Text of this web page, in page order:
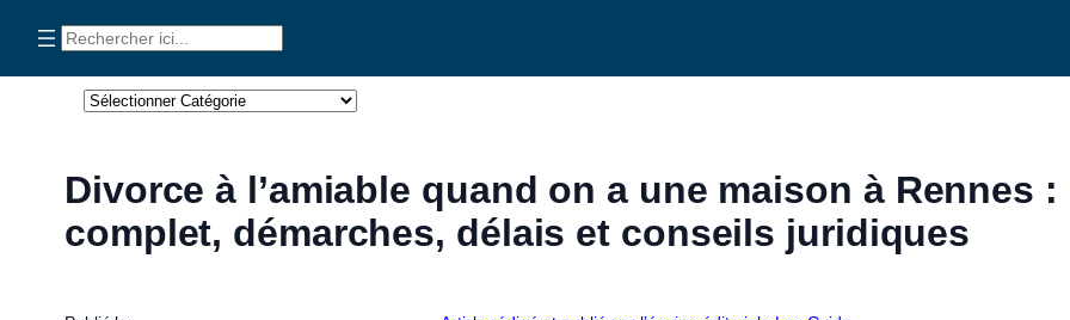
contenu
Rechercher
Catégories
Divorce à l’amiable quand on a une maison à Rennes
complet, démarches, délais et conseils juridiques